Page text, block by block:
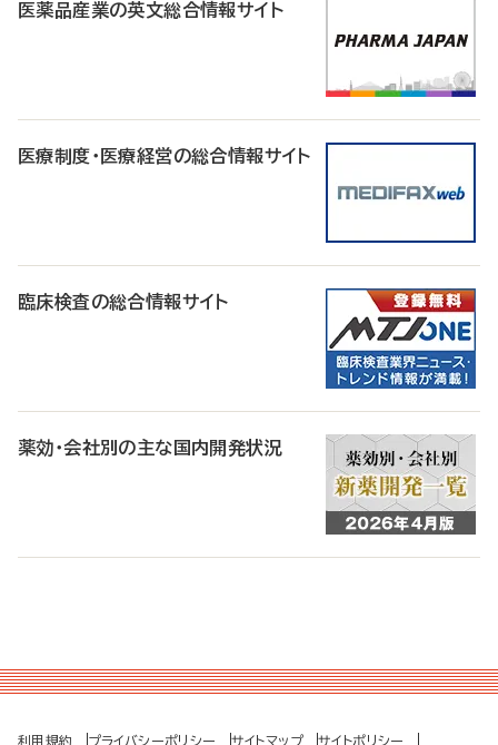
医薬品産業の英文総合情報サイト
医療制度・医療経営の総合情報サイト
臨床検査の総合情報サイト
薬効・会社別の主な国内開発状況
利用規約 プライバシーポリシー サイトマップ サイトポリシー